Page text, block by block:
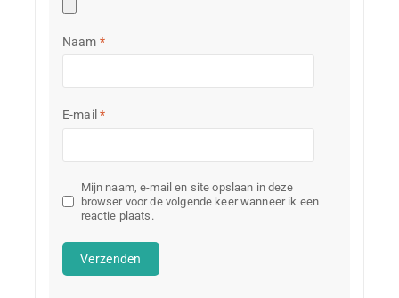
Naam *
E-mail*
Mijn naam, e-mail en site opslaan in deze
browser voor de volgende keer wanneer ik een
reactie plaats.